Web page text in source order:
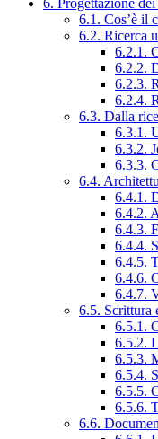
6. Progettazione
6.1. Cos’è il
6.2. Ricerca
6.2.1.
6.2.2.
6.2.3.
6.2.4.
6.3. Dalla
6.3.1.
6.3.2.
6.3.3.
6.4.
6.4.1.
6.4.2.
6.4.3.
6.4.4.
6.4.5.
6.4.6.
6.4.7.
6.5. Scrittura
6.5.1.
6.5.2.
6.5.3.
6.5.4.
6.5.5.
6.5.6.
6.6.